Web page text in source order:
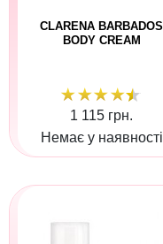
CLARENA BARBADOS
BODY CREAM
1 115 грн.
Немає у наявності